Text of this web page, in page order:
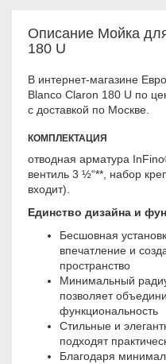
Описание Мойка
180 U
В интернет-магазине
Blanco Claron 180 U по
с доставкой по Москве.
КОМПЛЕКТАЦИЯ
отводная арматура
вентиль 3 ½“**, набор
входит).
Единство дизайна и
Бесшовная
впечатление и
пространство
Минимальный
позволяет
функциональность
Стильные и
подходят
Благодаря